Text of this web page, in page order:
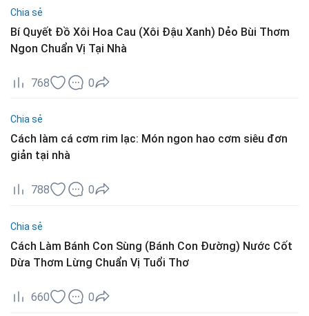
Chia sẻ
Bí Quyết Đồ Xôi Hoa Cau (Xôi Đậu Xanh) Dẻo Bùi Thơm
Ngon Chuẩn Vị Tại Nhà
768 0
Chia sẻ
Cách làm cá cơm rim lạc: Món ngon hao cơm siêu đơn
giản tại nhà
788 0
Chia sẻ
Cách Làm Bánh Con Sùng (Bánh Con Đường) Nước Cốt
Dừa Thơm Lừng Chuẩn Vị Tuổi Thơ
660 0